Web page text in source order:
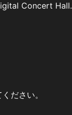
Concert Hall.
ださい。